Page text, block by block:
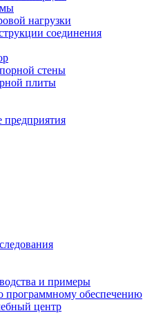
нагрузки
соединения
стены
плиты
и примеры
программному обеспечению
центр